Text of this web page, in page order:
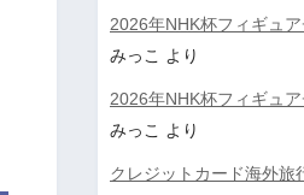
2026年NHK杯フィギュ
みっこ より
2026年NHK杯フィギュ
みっこ より
クレジットカード海外旅